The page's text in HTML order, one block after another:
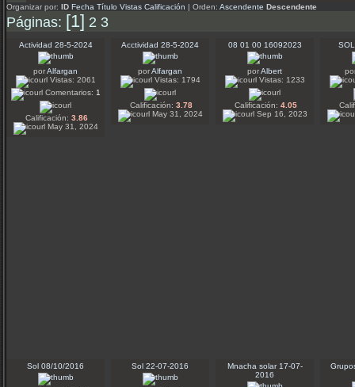
Organizar por: ID Fecha Título Vistas Calificación | Orden: Ascendente Descendente
Páginas: [1] 2 3
Actividad 28-5-2024
porAlfargan
Vistas: 2061
Comentarios: 1
Calificación: 3.86
May 31, 2024
Acctividad 28-5-2024
porAlfargan
Vistas: 1794
Calificación: 3.78
May 31, 2024
08 01 00 16092023
porAlbert
Vistas: 1233
Calificación: 4.05
Sep 16, 2023
Sol 08/10/2016 Sol 22-07-2016
Mnacha solar 17-07-
2016